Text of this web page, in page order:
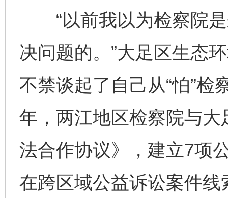
“以前我以为检察院是
决问题的。”大足区生态
不禁谈起了自己从“怕”检
年，两江地区检察院与
法合作协议》，建立7项
在跨区域公益诉讼案件